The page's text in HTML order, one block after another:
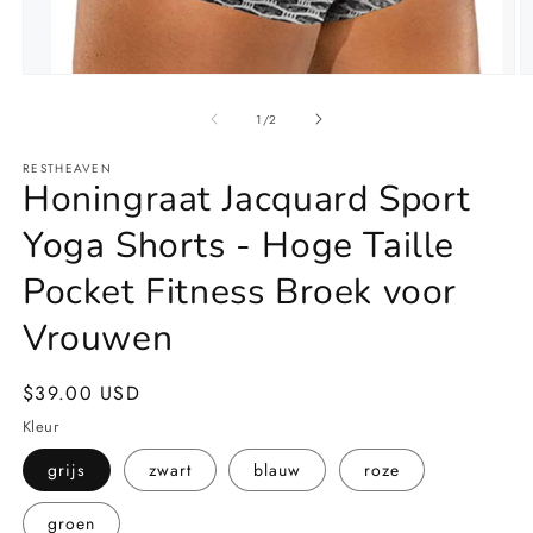
1 /van
2
RESTHEAVEN
Honingraat Jacquard Sport
Yoga Shorts - Hoge Taille
Pocket Fitness Broek voor
Vrouwen
Normale
prijs
$39.00 USD
Kleur
grijs zwart blauw roze
groen